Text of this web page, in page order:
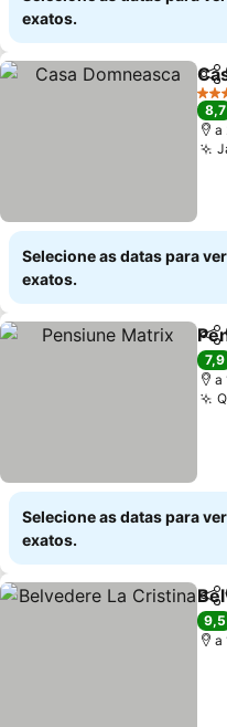
exatos.
4
8,7
a
Selecione as datas para
exatos.
7,9
a
Selecione as datas para
exatos.
9,5
a